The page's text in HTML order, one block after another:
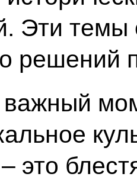
Эти темы
решений
это